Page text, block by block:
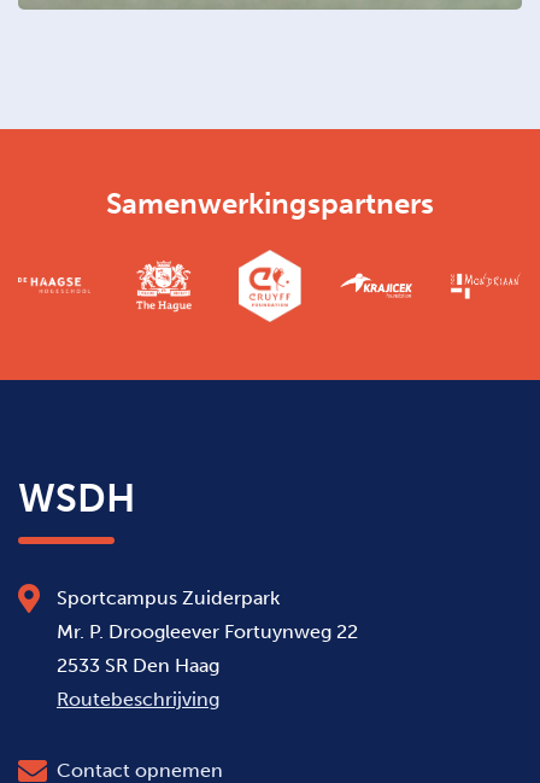
Samenwerkingspartners
WSDH
Sportcampus Zuiderpark
Mr. P. Droogleever Fortuynweg 22
2533 SR Den Haag
Routebeschrijving
Contact opnemen